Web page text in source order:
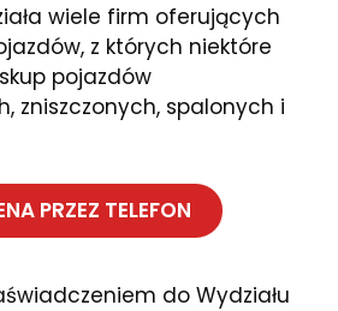
wiele firm oferujących
z których niektóre
pojazdów
zniszczonych, spalonych i
PRZEZ TELEFON
do Wydziału